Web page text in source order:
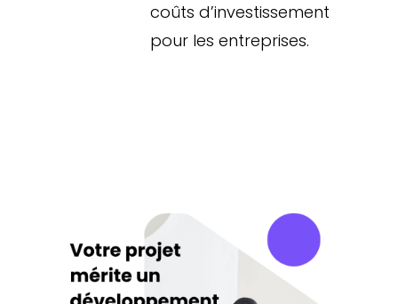
coûts d’investissement
pour les entreprises.